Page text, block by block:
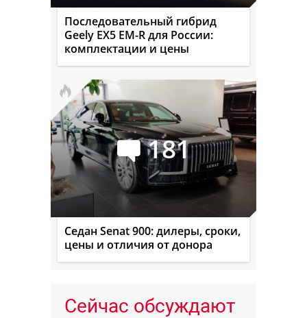
Последовательный гибрид
Geely EX5 EM-R для России:
комплектации и цены
181
Седан Senat 900: дилеры, сроки,
цены и отличия от донора
Сейчас обсуждают